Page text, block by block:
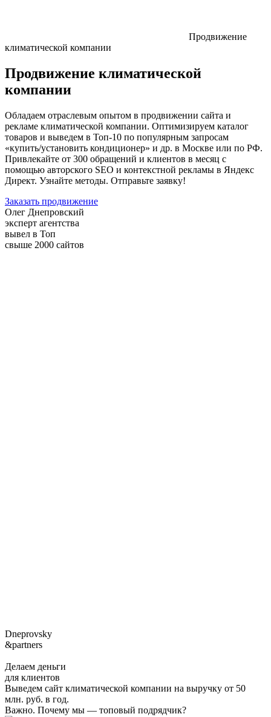
Продвижение
климатической компании
Продвижение климатической
компании
Обладаем отраслевым опытом в продвижении сайта и
рекламе климатической компании. Оптимизируем каталог
товаров и выведем в Топ-10 по популярным запросам
«купить/установить кондиционер» и др. в Москве или по РФ.
Привлекайте от 300 обращений и клиентов в месяц с
помощью авторского SEO и контекстной рекламы в Яндекс
Директ. Узнайте методы. Отправьте заявку!
Заказать продвижение
Олег Днепровский
эксперт агентства
вывел в Топ
свыше 2000 сайтов
Dneprovsky
&partners
Делаем деньги
для клиентов
Выведем сайт климатической компании на выручку от 50
млн. руб. в год.
Важно. Почему мы — топовый подрядчик?